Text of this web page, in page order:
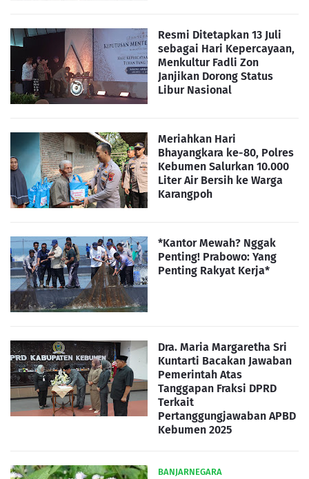
Resmi Ditetapkan 13 Juli
sebagai Hari Kepercayaan,
Menkultur Fadli Zon
Janjikan Dorong Status
Libur Nasional
Meriahkan Hari
Bhayangkara ke-80, Polres
Kebumen Salurkan 10.000
Liter Air Bersih ke Warga
Karangpoh
*Kantor Mewah? Nggak
Penting! Prabowo: Yang
Penting Rakyat Kerja*
Dra. Maria Margaretha Sri
Kuntarti Bacakan Jawaban
Pemerintah Atas
Tanggapan Fraksi DPRD
Terkait
Pertanggungjawaban APBD
Kebumen 2025
BANJARNEGARA